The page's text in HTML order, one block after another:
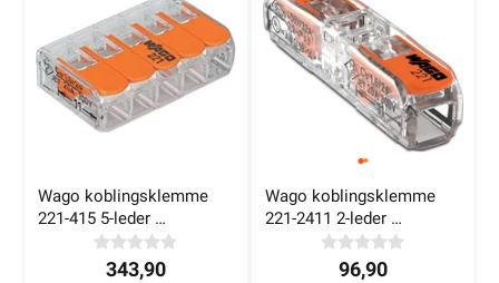
Rekkeklemme plast Koblingsstykke Jording
Overgangsklemme Rekkeklemmer
145 Artikler
Wago koblingsklemme
221-415 5-leder
Transparent
343,90
Wago koblingsklemme
221-2411 2-leder
skjøteklemme 5stk
96,90